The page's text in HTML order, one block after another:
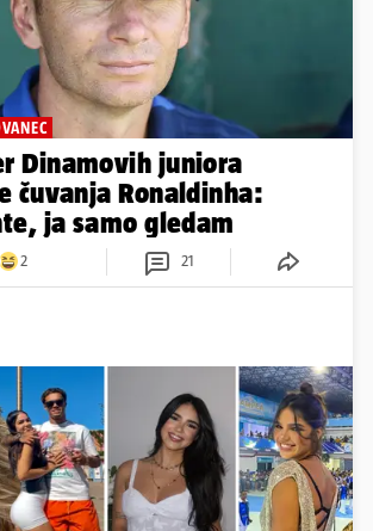
Dinamovih juniora
čuvanja Ronaldinha:
ja samo gledam
2 21